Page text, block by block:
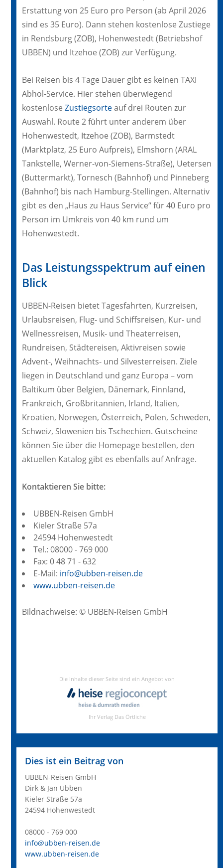
Erstattung von 25 Euro pro Person (ab April 2026
sind es 35 Euro). Dann stehen kostenlose Zustiege
in Rendsburg (ZOB), Hohenwestedt (Betriebshof
UBBEN) und Itzehoe (ZOB) zur Verfügung.
Bei Reisen bis 4 Tage Dauer gibt es keinen TAXI
Abhol-Service. Hier stehen überwiegend
kostenlose Zustiegsorteauf drei Routen zur
Auswahl. Route 2 führt unter anderem über
Hohenwestedt, Itzehoe (ZOB), Barmstedt
(Marktplatz, 25 Euro Aufpreis), Elmshorn (ARAL
Tankstelle, Werner-von-Siemens-Straße), Uetersen
(Buttermarkt), Tornesch (Bahnhof) und Pinneberg
(Bahnhof) bis nach Hamburg-Stellingen. Alternativ
gibt es den „Haus zu Haus Service“ für 40 Euro pro
Person im Umkreis von 40 km rund um
Hohenwestedt.
Das Leistungsspektrum auf einen
Blick
UBBEN-Reisen bietet Tagesfahrten, Kurzreisen,
Urlaubsreisen, Flug- und Schiffsreisen, Kur- und
Wellnessreisen, Musik- und Theaterreisen,
Rundreisen, Städtereisen, Aktivreisen sowie
Advent-, Weihnachts- und Silvesterreisen. Ziele
liegen in Deutschland und ganz Europa – vom
Baltikum über Belgien, Dänemark, Finnland,
Frankreich, Großbritannien, Irland, Italien,
Kroatien, Norwegen, Österreich, Polen, Schweden,
Schweiz, Slowenien bis Tschechien. Gutscheine
können Sie über die Homepage bestellen, den
aktuellen Katalog gibt es ebenfalls auf Anfrage.
Kontaktieren Sie bitte:
UBBEN-Reisen GmbH
Kieler Straße 57a
24594 Hohenwestedt
Tel.: 08000 - 769 000
Fax: 0 48 71 - 632
E-Mail: info@ubben-reisen.de
www.ubben-reisen.de
Bildnachweise: © UBBEN-Reisen GmbH
Dies ist ein Beitrag von
UBBEN-Reisen GmbH
Dirk & Jan Ubben
Kieler Straße 57a
24594 Hohenwestedt
08000 - 769 000
info@ubben-reisen.de
www.ubben-reisen.de